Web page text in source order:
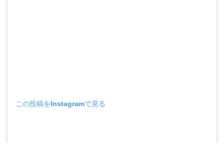
この投稿をInstagramで見る